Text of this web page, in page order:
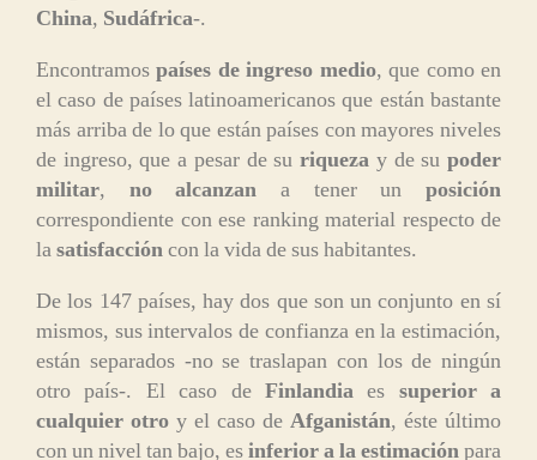
China, Sudáfrica-.
Encontramospaíses de ingreso medio, que como en
el caso de países latinoamericanos que están bastante
más arriba de lo que están países con mayores niveles
de ingreso, que a pesar de suriqueza y de supoder
militar, no alcanzan a tener unposición
correspondiente con ese ranking material respecto de
lasatisfaccióncon la vida de sus habitantes.
De los 147 países, hay dos que son un conjunto en sí
mismos, sus intervalos de confianza en la estimación,
están separados -no se traslapan con los de ningún
otro país-. El caso de Finlandiaes superior a
cualquier otro y el caso de Afganistán, éste último
con un nivel tan bajo, esinferior a la estimaciónpara